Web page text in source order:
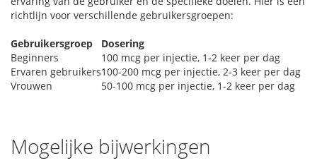
richtlijn voor verschillende gebruikersgroepen:
Gebruikersgroep
Dosering
Beginners
100 mcg per injectie, 1-2 keer per dag
Ervaren gebruikers100-200 mcg per injectie, 2-3 keer per dag
Vrouwen
50-100 mcg per injectie, 1-2 keer per dag
Mogelijke bijwerkingen